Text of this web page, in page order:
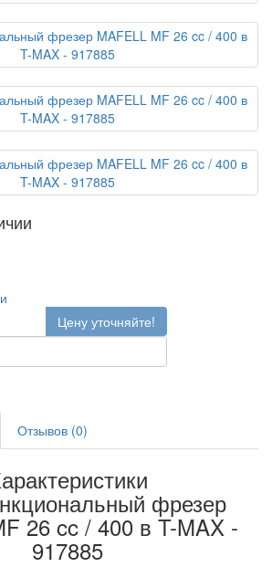
Цену уточняйте!
Отзывов (0)
фрезер
26 cc / 400 в T-MAX -
917885